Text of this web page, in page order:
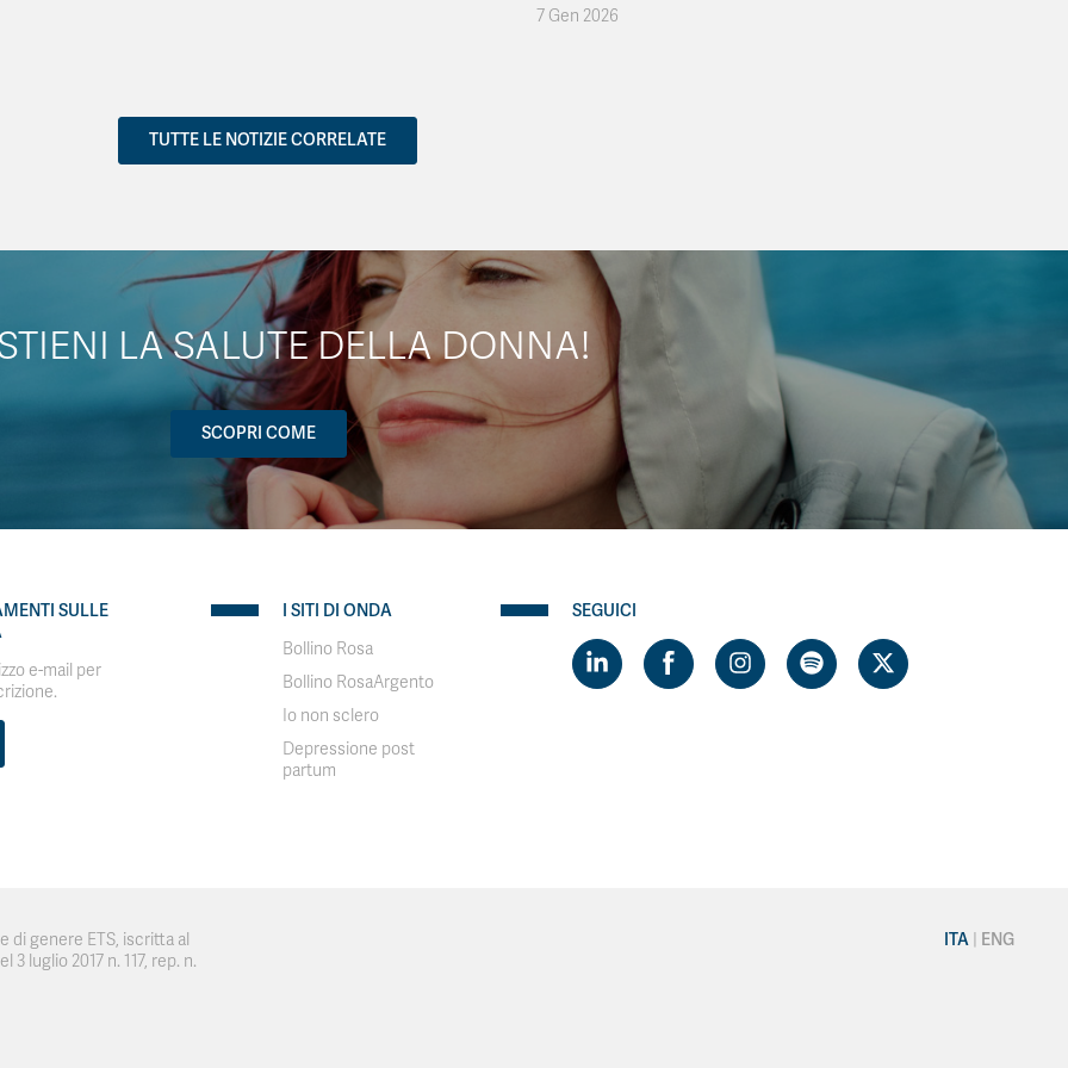
7 Gen 2026
TUTTE LE NOTIZIE CORRELATE
LA SALUTE DELLA DONNA!
SCOPRI COME
SULLE
e-mail per
I SITI DI ONDA
Bollino Rosa
Bollino RosaArgento
Io non sclero
Depressione post
partum
SEGUICI
di genere ETS, iscritta al
luglio 2017 n. 117, rep. n.
ITA ENG